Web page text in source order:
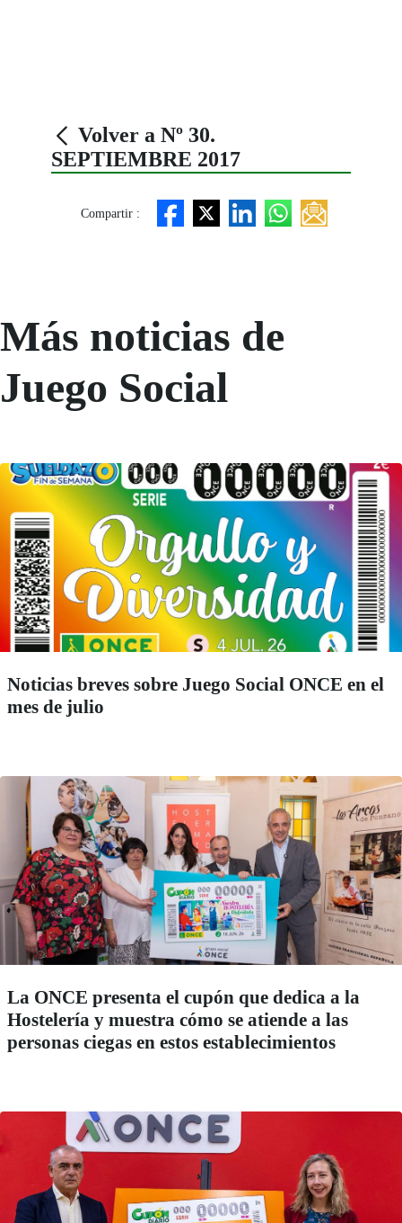
Volver a Nº 30.
SEPTIEMBRE 2017
Compartir :
Más noticias de
Juego Social
Noticias breves sobre Juego Social ONCE en el
mes de julio
La ONCE presenta el cupón que dedica a la
Hostelería y muestra cómo se atiende a las
personas ciegas en estos establecimientos